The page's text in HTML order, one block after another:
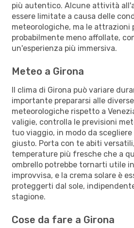
più autentico. Alcune attività
essere limitate a causa delle
meteorologiche, ma le attrazioni
probabilmente meno affollate,
un'esperienza più immersiva.
Meteo a Girona
Il clima di Girona può variare
importante prepararsi alle
meteorologiche rispetto a
valigie, controlla le previsioni
tuo viaggio, in modo da
giusto. Porta con te abiti
temperature più fresche che a
ombrello potrebbe tornarti utile
improvvisa, e la crema solare è
proteggerti dal sole,
stagione.
Cose da fare a Girona